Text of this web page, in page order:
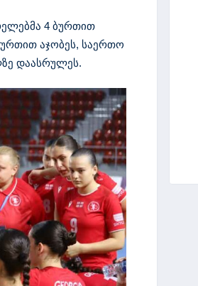
4 ბურთით
აჯობეს, საერთო
დაასრულეს.